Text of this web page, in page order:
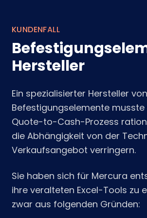
KUNDENFALL
Hersteller
Ein spezialisierter Hersteller von
Befestigungselemente musste
Quote-to-Cash-Prozess
die Abhängigkeit von der
Verkaufsangebot verringern.
Sie haben sich für Mercura
ihre veralteten Excel-Tools zu
zwar aus folgenden Gründen: